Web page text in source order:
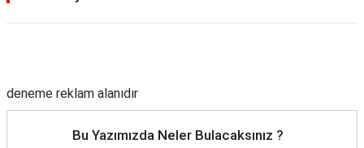
deneme reklam alanıdır
Bu Yazımızda Neler Bulacaksınız ?